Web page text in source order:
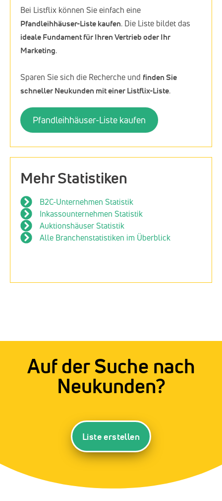
Bei Listflix können Sie einfach eine
Pfandleihhäuser-Liste kaufen. Die Liste bildet das
ideale Fundament für Ihren Vertrieb oder Ihr
Marketing.
Sparen Sie sich die Recherche und finden Sie
schneller Neukunden mit einer Listflix-Liste.
Pfandleihhäuser-Liste kaufen
Mehr Statistiken
B2C-Unternehmen Statistik
Inkassounternehmen Statistik
Auktionshäuser Statistik
Alle Branchenstatistiken im Überblick
Auf der Suche nach
Neukunden?
Liste erstellen